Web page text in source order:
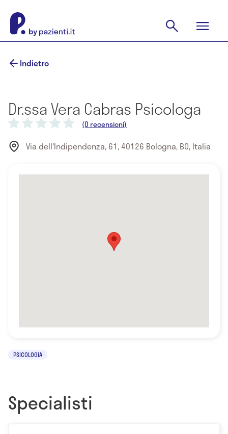
Indietro
Dr.ssa Vera Cabras Psicologa
(0 recensioni)
Via dell'Indipendenza, 61, 40126 Bologna, BO, Italia
PSICOLOGIA
Specialisti